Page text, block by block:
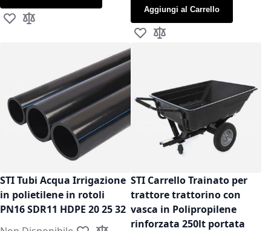
Aggiungi alla lista desideri
Aggiungi al confronto
Aggiungi al Carrello
Aggiungi alla lista desideri
Aggiungi al confronto
STI Tubi Acqua Irrigazione
in polietilene in rotoli
PN16 SDR11 HDPE 20 25 32
STI Carrello Trainato per
trattore trattorino con
vasca in Polipropilene
rinforzata 250lt portata